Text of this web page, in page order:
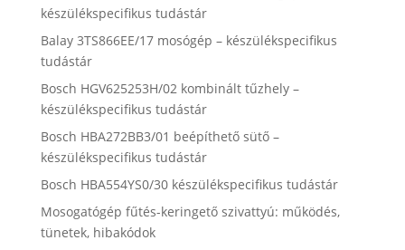
készülékspecifikus tudástár
Balay 3TS866EE/17 mosógép – készülékspecifikus
tudástár
Bosch HGV625253H/02 kombinált tűzhely –
készülékspecifikus tudástár
Bosch HBA272BB3/01 beépíthető sütő –
készülékspecifikus tudástár
Bosch HBA554YS0/30 készülékspecifikus tudástár
Mosogatógép fűtés-keringető szivattyú: működés,
tünetek, hibakódok